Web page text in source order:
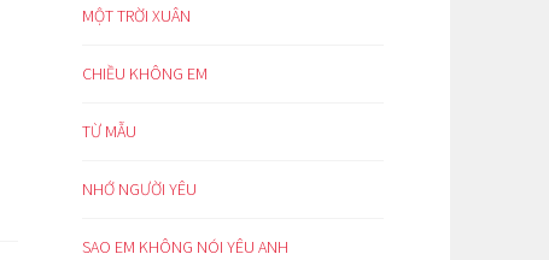
MỘT TRỜI XUÂN
CHIỀU KHÔNG EM
TỪ MẪU
NHỚ NGƯỜI YÊU
SAO EM KHÔNG NÓI YÊU ANH